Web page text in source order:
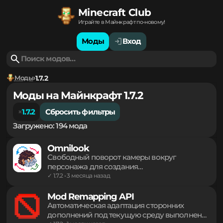
Minecraft Club
Играйте в Майнкрафт по-новому!
Моды Вход
Моды 1.7.2
Моды на Майнкрафт 1.7.2
1.7.2
Сбросить фильтры
Загружено: 194 мода
Omnilook
Свободный поворот камеры вокруг
персонажа для создания
окрестностей без смены направления
взгляда основного героя. Легкий инструмент
для комфортного управления обзором в
Mod Remapping API
Автоматическая адаптация сторонних